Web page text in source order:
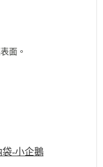
面。
袋-小企鵝